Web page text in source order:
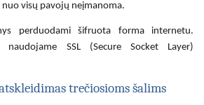
nuo visų pavojų neįmanoma.
perduodami šifruota forma internetu.
naudojame SSL (Secure Socket Layer)
trečiosioms šalims